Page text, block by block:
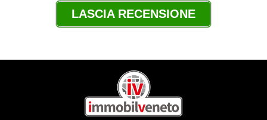
LASCIA RECENSIONE